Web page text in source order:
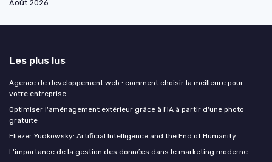
Août 2026
Les plus lus
Agence de developpement web : comment choisir la meilleure pour
votre entreprise
Optimiser l'aménagement extérieur grâce à l'IA à partir d'une photo
gratuite
Eliezer Yudkowsky: Artificial Intelligence and the End of Humanity
L'importance de la gestion des données dans le marketing moderne